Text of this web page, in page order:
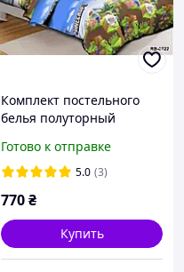
Комплект постельного
белья полуторный
рисунком, ткань сатин
100% хлопок
Готово к отправке
5.0 (3)
770₴
Купить